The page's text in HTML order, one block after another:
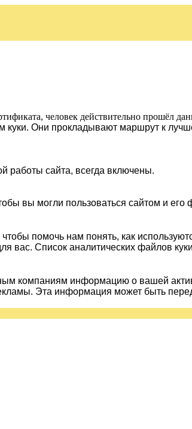
человек действительно прошёл
куки. Они прокладывают маршрут к
работы сайта, всегда включены.
вы могли пользоваться сайтом и его
помочь нам понять, как
вас. Список аналитических файлов
компаниям информацию о вашей
Эта информация может быть